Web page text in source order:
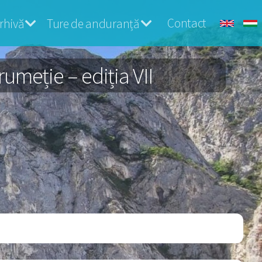
Ture de anduranță Contact
– ediția VII